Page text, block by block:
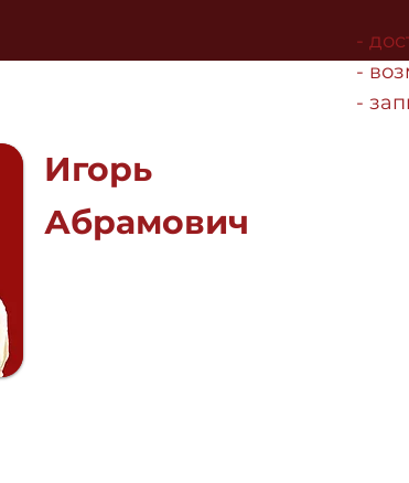
-
-
-
Игорь
Абрамович